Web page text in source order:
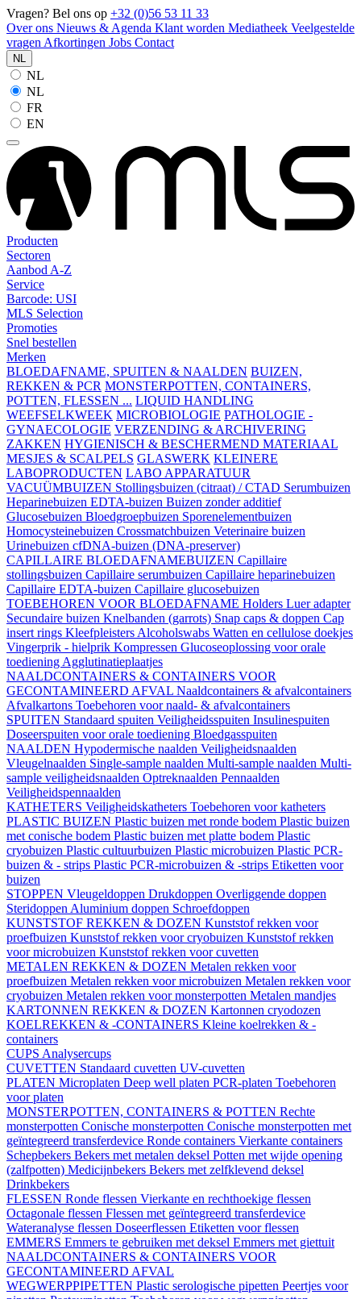
Vragen? Bel ons op +32 (0)56 53 11 33
Over ons Nieuws & Agenda Klant worden Mediatheek Veelgestelde
vragen Afkortingen Jobs Contact
NL
NL
NL
FR
EN
Producten
Sectoren
Aanbod A-Z
Service
Barcode: USI
MLS Selection
Promoties
Snel bestellen
Merken
BLOEDAFNAME, SPUITEN & NAALDEN BUIZEN,
REKKEN & PCR MONSTERPOTTEN, CONTAINERS,
POTTEN, FLESSEN ... LIQUID HANDLING
WEEFSELKWEEK MICROBIOLOGIE PATHOLOGIE -
GYNAECOLOGIE VERZENDING & ARCHIVERING
ZAKKEN HYGIENISCH & BESCHERMEND MATERIAAL
MESJES & SCALPELS GLASWERK KLEINERE
LABOPRODUCTEN LABO APPARATUUR
VACUÜMBUIZEN Stollingsbuizen (citraat) / CTAD Serumbuizen
Heparinebuizen EDTA-buizen Buizen zonder additief
Glucosebuizen Bloedgroepbuizen Sporenelementbuizen
Homocysteinebuizen Crossmatchbuizen Veterinaire buizen
Urinebuizen cfDNA-buizen (DNA-preserver)
CAPILLAIRE BLOEDAFNAMEBUIZEN Capillaire
stollingsbuizen Capillaire serumbuizen Capillaire heparinebuizen
Capillaire EDTA-buizen Capillaire glucosebuizen
TOEBEHOREN VOOR BLOEDAFNAME Holders Luer adapter
Secundaire buizen Knelbanden (garrots) Snap caps & doppen Cap
insert rings Kleefpleisters Alcoholswabs Watten en cellulose doekjes
Vingerprik - hielprik Kompressen Glucoseoplossing voor orale
toediening Agglutinatieplaatjes
NAALDCONTAINERS & CONTAINERS VOOR
GECONTAMINEERD AFVAL Naaldcontainers & afvalcontainers
Afvalkartons Toebehoren voor naald- & afvalcontainers
SPUITEN Standaard spuiten Veiligheidsspuiten Insulinespuiten
Doseerspuiten voor orale toediening Bloedgasspuiten
NAALDEN Hypodermische naalden Veiligheidsnaalden
Vleugelnaalden Single-sample naalden Multi-sample naalden Multi-
sample veiligheidsnaalden Optreknaalden Pennaalden
Veiligheidspennaalden
KATHETERS Veiligheidskatheters Toebehoren voor katheters
PLASTIC BUIZEN Plastic buizen met ronde bodem Plastic buizen
met conische bodem Plastic buizen met platte bodem Plastic
cryobuizen Plastic cultuurbuizen Plastic microbuizen Plastic PCR-
buizen & - strips Plastic PCR-microbuizen & -strips Etiketten voor
buizen
STOPPEN Vleugeldoppen Drukdoppen Overliggende doppen
Steridoppen Aluminium doppen Schroefdoppen
KUNSTSTOF REKKEN & DOZEN Kunststof rekken voor
proefbuizen Kunststof rekken voor cryobuizen Kunststof rekken
voor microbuizen Kunststof rekken voor cuvetten
METALEN REKKEN & DOZEN Metalen rekken voor
proefbuizen Metalen rekken voor microbuizen Metalen rekken voor
cryobuizen Metalen rekken voor monsterpotten Metalen mandjes
KARTONNEN REKKEN & DOZEN Kartonnen cryodozen
KOELREKKEN & -CONTAINERS Kleine koelrekken & -
containers
CUPS Analysercups
CUVETTEN Standaard cuvetten UV-cuvetten
PLATEN Microplaten Deep well platen PCR-platen Toebehoren
voor platen
MONSTERPOTTEN, CONTAINERS & POTTEN Rechte
monsterpotten Conische monsterpotten Conische monsterpotten met
geïntegreerd transferdevice Ronde containers Vierkante containers
Schepbekers Bekers met metalen deksel Potten met wijde opening
(zalfpotten) Medicijnbekers Bekers met zelfklevend deksel
Drinkbekers
FLESSEN Ronde flessen Vierkante en rechthoekige flessen
Octagonale flessen Flessen met geïntegreerd transferdevice
Wateranalyse flessen Doseerflessen Etiketten voor flessen
EMMERS Emmers te gebruiken met deksel Emmers met giettuit
NAALDCONTAINERS & CONTAINERS VOOR
GECONTAMINEERD AFVAL
WEGWERPPIPETTEN Plastic serologische pipetten Peertjes voor